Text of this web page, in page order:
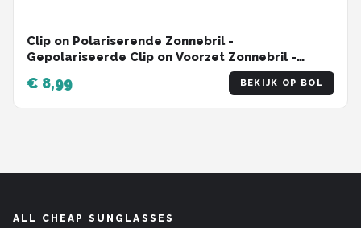
Clip on Polariserende Zonnebril -
Gepolariseerde Clip on Voorzet Zonnebril -
€ 8,99 BEKIJK OP BOL
ALL CHEAP SUNGLASSES